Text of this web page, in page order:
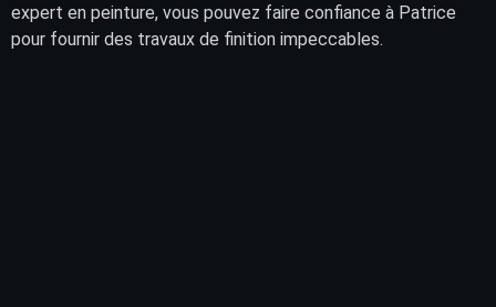
expert en peinture, vous pouvez faire confiance à Patrice
pour fournir des travaux de finition impeccables.